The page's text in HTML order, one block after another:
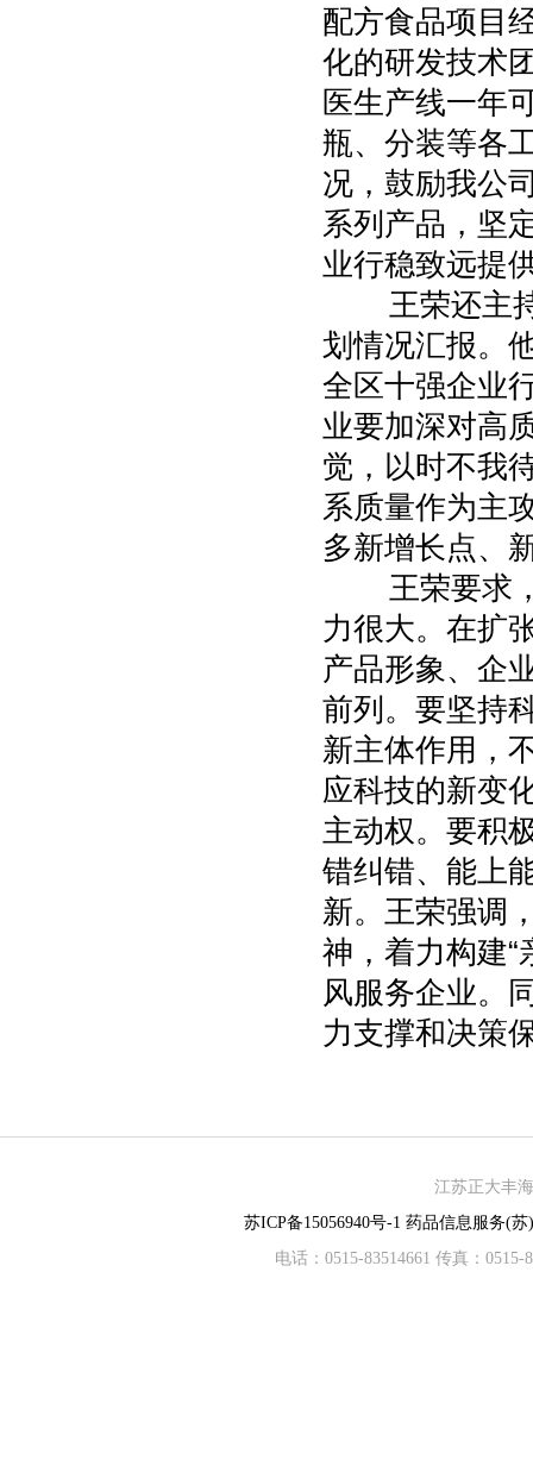
配方食品项目
化的研发技术
医生产线一年
瓶、分装等各
况，鼓励我公
系列产品，坚
业行稳致远提
王荣还主持
划情况汇报。
全区十强企业
业要加深对高
觉，以时不我
系质量作为主
多新增长点、
王荣要求，
力很大。在扩
产品形象、企
前列。要坚持
新主体作用，
应科技的新变
主动权。要积
错纠错、能上
新。王荣强调
神，着力构建“
风服务企业。
力支撑和决策
江苏正大丰
苏ICP备15056940号-1 药品信息服务(苏
电话：0515-83514661 传真：